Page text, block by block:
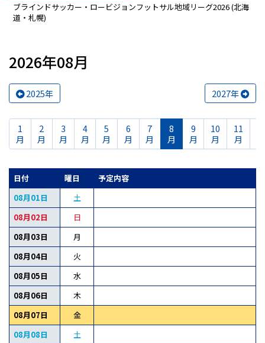
ブラインドサッカー・ロービジョンフットサル地域リーグ2026 (北海
道・札幌)
2026年08月
2025年 2027年
1
月
2
月
3
月
4
月
5
月
6
月
7
月
8
月
9
月
10
月
11
月
日付 曜日
予定内容
08月01日
土
08月02日
日
08月03日
月
08月04日
火
08月05日
水
08月06日
木
08月07日
金
08月08日
土